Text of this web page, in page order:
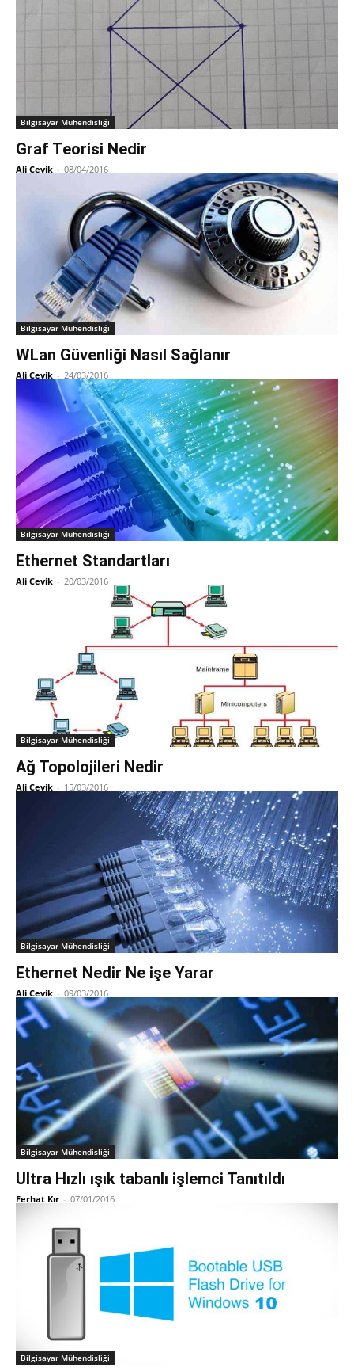
Bilgisayar Mühendisliği
Graf Teorisi Nedir
Ali Cevik - 08/04/2016
Bilgisayar Mühendisliği
WLan Güvenliği Nasıl Sağlanır
Ali Cevik - 24/03/2016
Bilgisayar Mühendisliği
Ethernet Standartları
Ali Cevik - 20/03/2016
Bilgisayar Mühendisliği
Ağ Topolojileri Nedir
Ali Cevik - 15/03/2016
Bilgisayar Mühendisliği
Ethernet Nedir Ne işe Yarar
Ali Cevik - 09/03/2016
Bilgisayar Mühendisliği
Ultra Hızlı ışık tabanlı işlemci Tanıtıldı
Ferhat Kır - 07/01/2016
Bilgisayar Mühendisliği